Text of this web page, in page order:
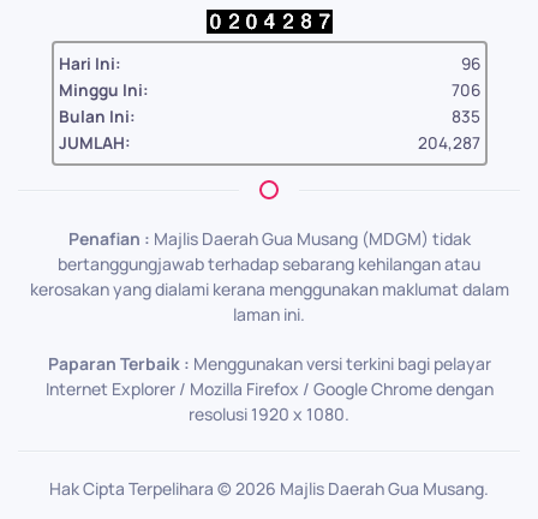
Hari Ini:
96
Minggu Ini:
706
Bulan Ini:
835
JUMLAH:
204,287
Penafian : Majlis Daerah Gua Musang (MDGM) tidak
bertanggungjawab terhadap sebarang kehilangan atau
kerosakan yang dialami kerana menggunakan maklumat dalam
laman ini.
Paparan Terbaik : Menggunakan versi terkini bagi pelayar
Internet Explorer / Mozilla Firefox / Google Chrome dengan
resolusi 1920 x 1080.
Hak Cipta Terpelihara ©2026 Majlis Daerah Gua Musang.